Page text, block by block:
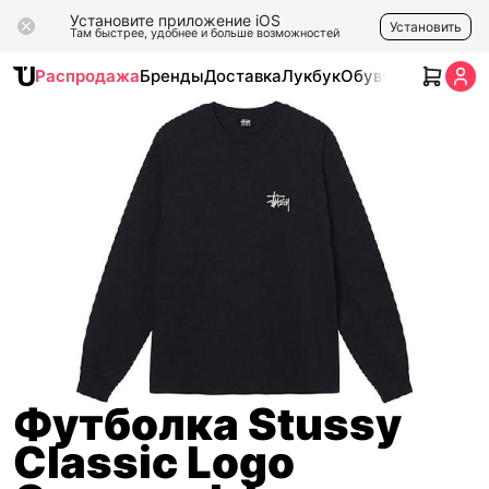
Установите приложение iOS
Там быстрее, удобнее и больше возможностей Установить
РаспродажаБрендыДоставкаЛукбукОбувь Одежда
Футболка Stussy
Classic Logo